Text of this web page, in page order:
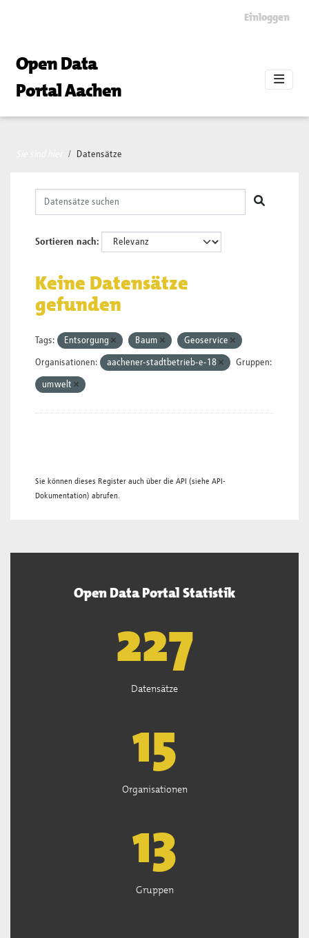
Einloggen
Open Data
Portal Aachen
Datensätze
Sortieren nach
Keine Datensätze
gefunden
Tags: Entsorgung Baum Geoservice
Organisationen: aachener-stadtbetrieb-e-18 Gruppen:
umwelt
Sie können dieses Register auch über die API (siehe API-
Dokumentation) abrufen.
Open Data Portal Statistik
227
Datensätze
15
Organisationen
13
Gruppen